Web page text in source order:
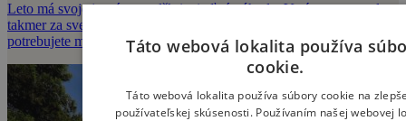
Leto má svoje jasné a neodškriepiteľné výhody. Vstávate za svetla,
takmer za svetla si aj líhate, celkom prirodzene máte viac pohybu,
potrebujete menej
Táto webová lokalita používa
cookie.
Táto webová lokalita používa súbory cookie na
používateľskej skúsenosti. Používaním našej webovej